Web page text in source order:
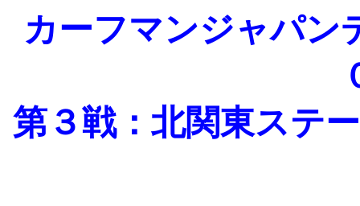
カーフマンジャパン
第３戦：北関東ステ